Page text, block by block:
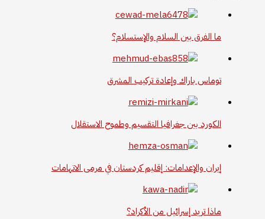
ما الفرق بين السلام والإستسلام؟
توماس باراك وإعادة تركيب المشرق
الكورد بين جغرافيا التقسيم وطموح الاستقلال
إيران والإعدامات: إقليم كردستان في مرمى الاتهامات
ماذا تريد إسرائيل من الأكراد؟